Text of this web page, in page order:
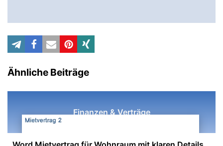
Ähnliche Beiträge
Finanzen & Verträge